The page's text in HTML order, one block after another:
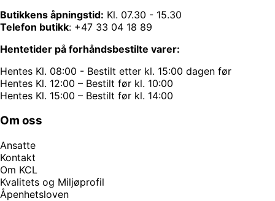
Butikkens åpningstid: Kl. 07.30 - 15.30
Telefon butikk: +47 33 04 18 89
Hentetider på forhåndsbestilte varer:
Hentes Kl. 08:00 - Bestilt etter kl. 15:00 dagen før
Hentes Kl. 12:00 – Bestilt før kl. 10:00
Hentes Kl. 15:00 – Bestilt før kl. 14:00
Om oss
Ansatte
Kontakt
Om KCL
Kvalitets og Miljøprofil
Åpenhetsloven